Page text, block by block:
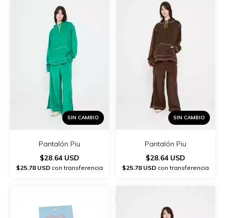
SIN CAMBIO
Pantalón Piu
$28.64 USD
$25.78 USD con transferencia
SIN CAMBIO
Pantalón Piu
$28.64 USD
$25.78 USD con transferencia